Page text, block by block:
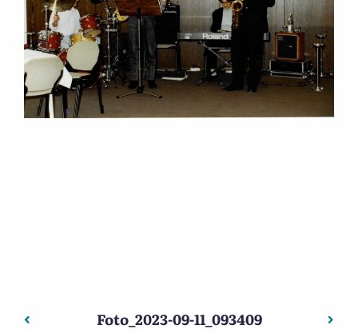
Beitragsnavigation
Vorheriger: Poesiealbum Ruth Ganshorn, Aschaffenburg
Foto_2023-09-11_093409